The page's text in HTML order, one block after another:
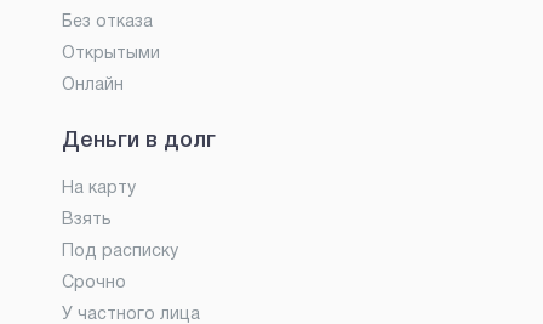
Без отказа
Открытыми
Онлайн
Деньги в долг
На карту
Взять
Под расписку
Срочно
У частного лица